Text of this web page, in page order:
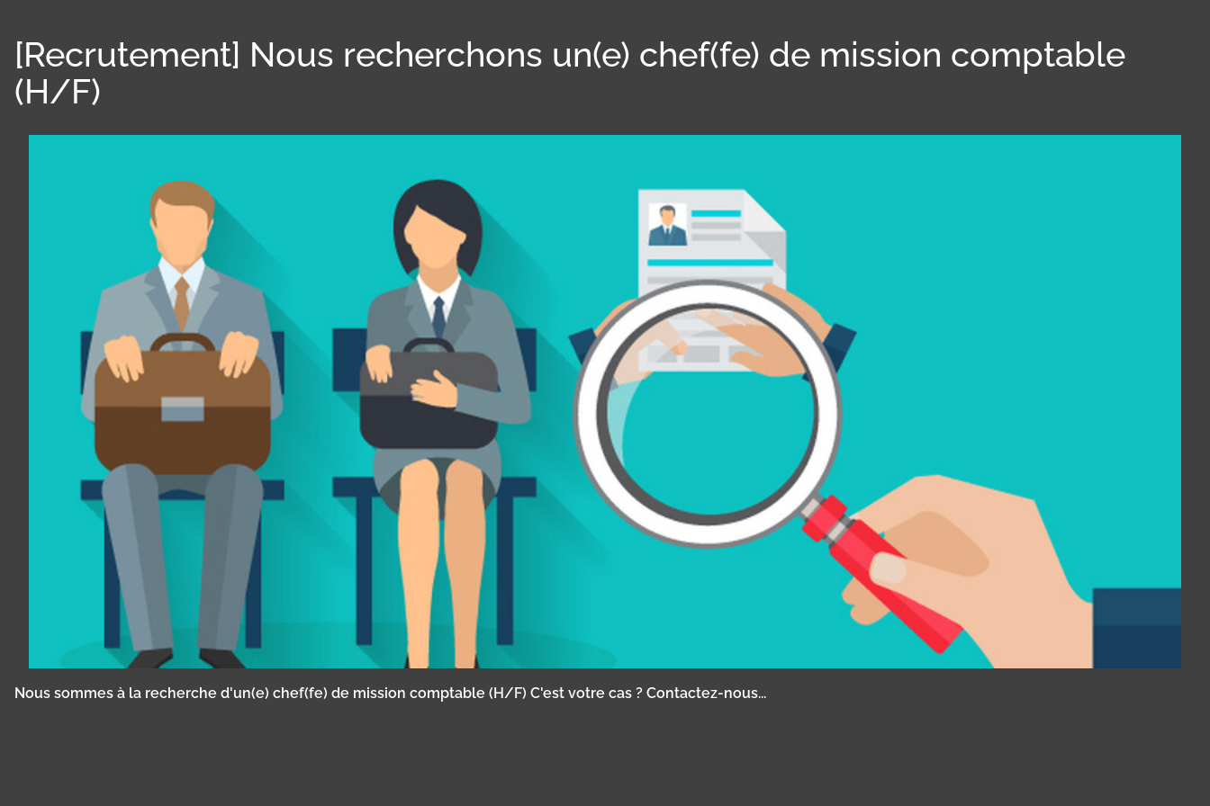
[Recrutement] Nous recherchons un(e) chef(fe) de mission comptable
(H/F)
Nous sommes à la recherche d'un(e) chef(fe) de mission comptable (H/F) C'est votre cas ? Contactez-nous...